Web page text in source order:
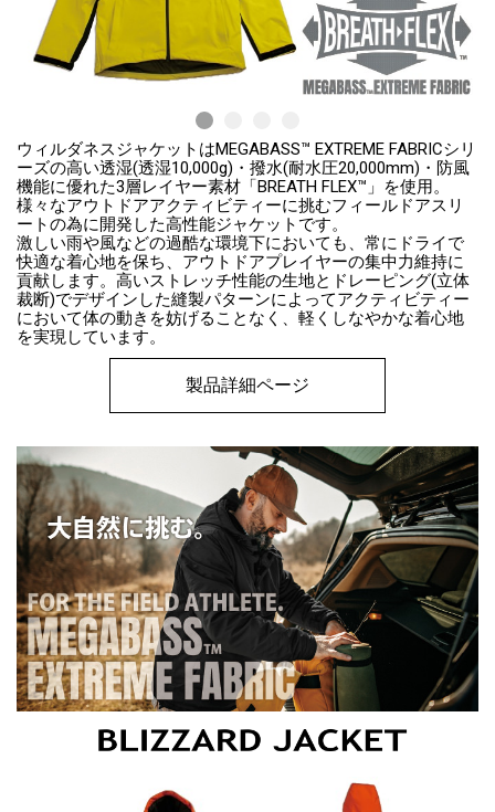
ウィルダネスジャケットはMEGABASS™ EXTREME FABRICシリ
ーズの高い透湿(透湿10,000g)・撥水(耐水圧20,000mm)・防風
機能に優れた3層レイヤー素材「BREATH FLEX™」を使用。
様々なアウトドアアクティビティーに挑むフィールドアスリ
ートの為に開発した高性能ジャケットです。
激しい雨や風などの過酷な環境下においても、常にドライで
快適な着心地を保ち、アウトドアプレイヤーの集中力維持に
貢献します。高いストレッチ性能の生地とドレーピング(立体
裁断)でデザインした縫製パターンによってアクティビティー
において体の動きを妨げることなく、軽くしなやかな着心地
を実現しています。
製品詳細ページ